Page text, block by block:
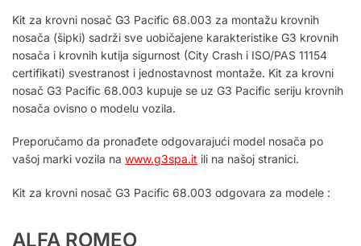
Kit za krovni nosač G3 Pacific 68.003 za montažu krovnih
nosača (šipki) sadrži sve uobičajene karakteristike G3 krovnih
nosača i krovnih kutija sigurnost (City Crash i ISO/PAS 11154
certifikati) svestranost i jednostavnost montaže. Kit za krovni
nosač G3 Pacific 68.003 kupuje se uz G3 Pacific seriju krovnih
nosača ovisno o modelu vozila.
Preporučamo da pronađete odgovarajući model nosača po
vašoj marki vozila na www.g3spa.it ili na našoj stranici.
Kit za krovni nosač G3 Pacific 68.003 odgovara za modele :
ALFA ROMEO